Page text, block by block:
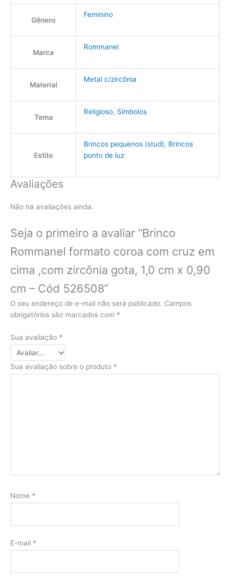
Gênero
Feminino
Marca
Rommanel
Material
Metal c/zircônia
Tema
Religioso, Símbolos
Estilo
Brincos pequenos (stud), Brincos
ponto de luz
Avaliações
Não há avaliações ainda.
Seja o primeiro a avaliar “Brinco
Rommanel formato coroa com cruz em
cima ,com zircônia gota, 1,0 cm x 0,90
cm – Cód 526508”
O seu endereço de e-mail não será publicado. Campos
obrigatórios são marcados com *
Sua avaliação *
Sua avaliação sobre o produto *
Nome *
E-mail *